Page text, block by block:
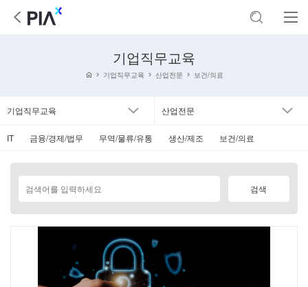
기업직무교육
기업직무교육 산업전문 보건/의료
기업직무교육 산업전문
IT 금융/경제/법무 무역/물류/유통 생산/제조 보건/의료